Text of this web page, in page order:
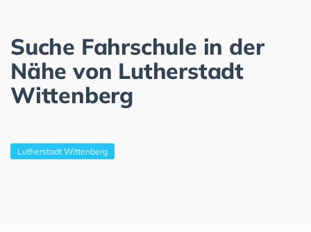
Suche Fahrschule in der
Nähe von Lutherstadt
Wittenberg
Lutherstadt Wittenberg